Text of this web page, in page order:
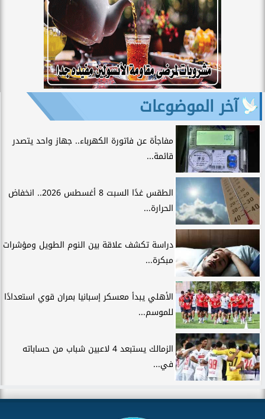
آخر الموضوعات
مفاجأة عن فاتورة الكهرباء.. جهاز واحد يتصدر
قائمة...
الطقس غدًا السبت 8 أغسطس 2026.. انخفاض
الحرارة...
دراسة تكشف علاقة بين النوم الطويل ومؤشرات
مبكرة...
الأهلي يبدأ معسكر إسبانيا بمران قوي استعدادًا
للموسم...
الزمالك يستبعد 4 لاعبين شباب من حساباته
في...